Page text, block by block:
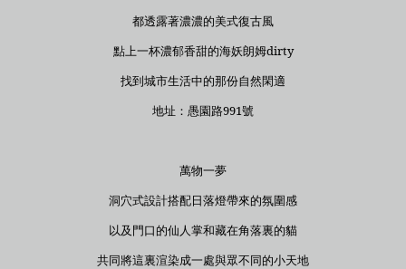
都透露著濃濃的美式復古風
點上一杯濃郁香甜的海妖朗姆dirty
找到城市生活中的那份自然閑適
地址：愚園路991號
萬物一夢
洞穴式設計搭配日落燈帶來的氛圍感
以及門口的仙人掌和藏在角落裏的貓
共同將這裏渲染成一處與眾不同的小天地